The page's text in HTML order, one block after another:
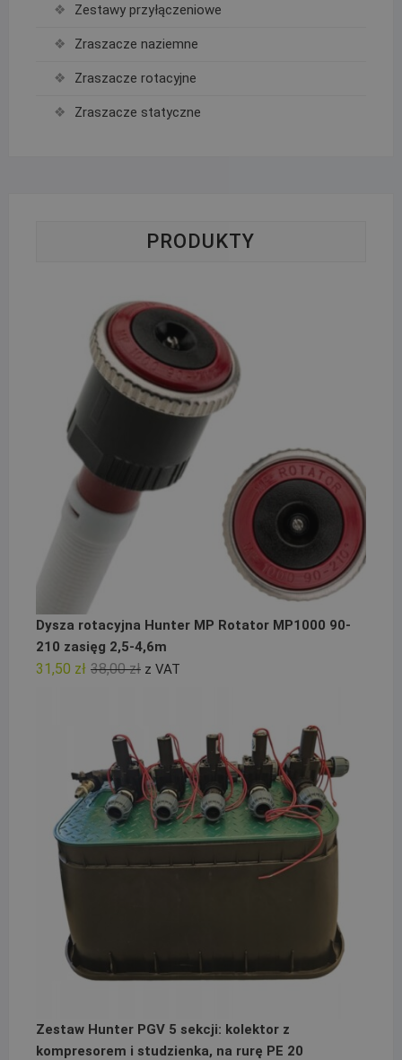
Zestawy przyłączeniowe
Zraszacze naziemne
Zraszacze rotacyjne
Zraszacze statyczne
PRODUKTY
Dysza rotacyjna Hunter MP Rotator MP1000 90-
210 zasięg 2,5-4,6m
38,00zł Pierwotna
38,00 zł.
31,50 zł
Aktualna
31,50 zł.
z VAT
Zestaw Hunter PGV 5 sekcji: kolektor z
kompresorem i studzienka, na rurę PE 20